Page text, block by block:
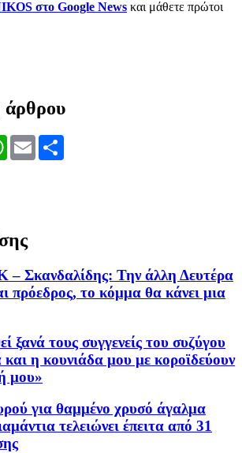
στο Google News και μάθετε πρώτοι
άρθρου
WhatsApp
Email
Σκανδαλίδης: Την άλλη Δευτέρα
πρόεδρος, το κόμμα θα κάνει μια
ξανά τους συγγενείς του συζύγου
η κουνιάδα μου με κοροϊδεύουν
μου»
για θαμμένο χρυσό άγαλμα
τελειώνει έπειτα από 31